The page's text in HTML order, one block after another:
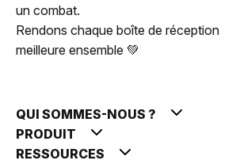
un combat.
Rendons chaque boîte de réception
meilleure ensemble 💚
QUI SOMMES-NOUS ?
PRODUIT
RESSOURCES